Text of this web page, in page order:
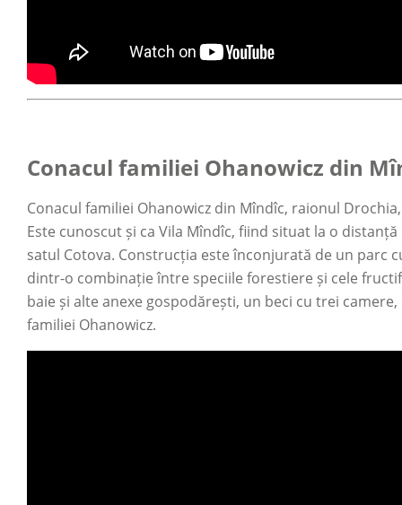
Conacul familiei Ohanowicz din
Conacul familiei Ohanowicz din Mîndîc, raionul
Este cunoscut și ca Vila Mîndîc, fiind situat la o
satul Cotova. Construcția este înconjurată de un parc
dintr-o combinație între speciile forestiere și cele
baie și alte anexe gospodărești, un beci cu trei
familiei Ohanowicz.